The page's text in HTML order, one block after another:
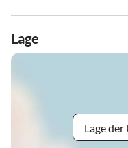
Lage
Lage